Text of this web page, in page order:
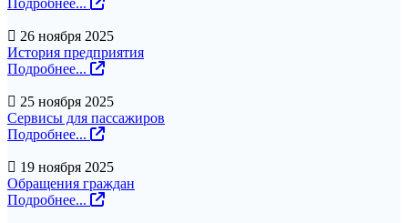
26 ноября 2025
История предприятия
Подробнее...
25 ноября 2025
Сервисы для пассажиров
Подробнее...
19 ноября 2025
Обращения граждан
Подробнее...